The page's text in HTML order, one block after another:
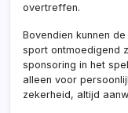
overtreffen.
Bovendien kunnen
sport ontmoedigend
sponsoring in het
alleen voor
zekerheid, altijd